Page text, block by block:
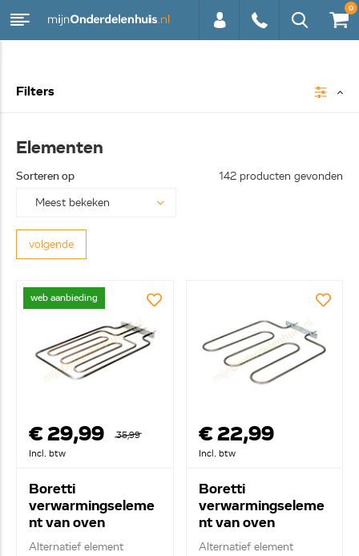
0
Filters
Elementen
Sorteren op 142 producten gevonden
volgende
web aanbieding
€ 29,99
35,99
Incl. btw
Boretti
verwarmingseleme
nt van oven
A45878
Alternatief element
€ 22,99
Incl. btw
Boretti
verwarmingseleme
nt van oven
A45802
Alternatief element